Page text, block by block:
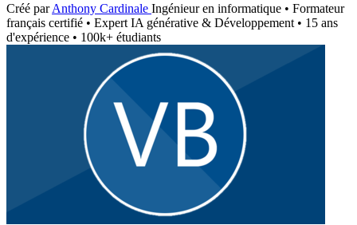
Créé par Anthony Cardinale Ingénieur en informatique • Formateur
français certifié • Expert IA générative & Développement • 15 ans
d'expérience • 100k+ étudiants